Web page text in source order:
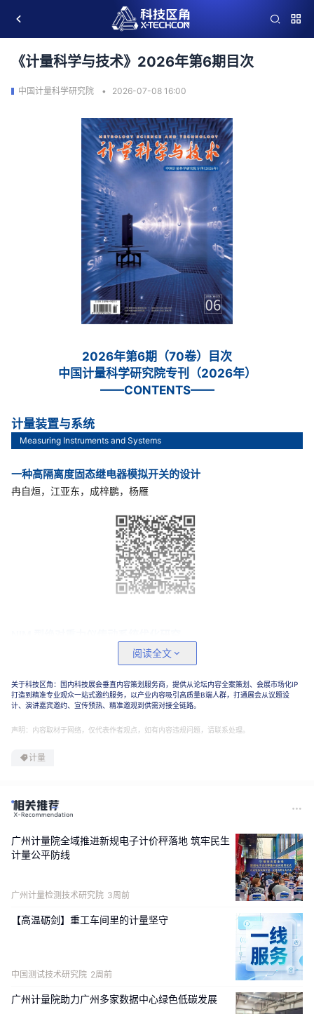
《计量科学与技术》2026年第6期目次
中国计量科学研究院 2026-07-08 16:00
2026年第6期（70卷）目次
中国计量科学研究院专刊（2026年）
——CONTENTS——
计量装置与系统
Measuring Instruments and Systems
一种高隔离度固态继电器模拟开关的设计
冉自烜，江亚东，成梓鹏，杨雁
牟宗磊，张振泰，胡若，郭奥田
储嘉，刘志伟，刘淞，赵伟强，刘文德，吴志峰，徐楠
李汝佳，李抵非，周宁，黄攀
阅读全文
关于科技区角：国内科技展会垂直内容策划服务商，提供从论坛内容全案策划、会展市场化IP
打造到精准专业观众一站式邀约服务，以产业内容吸引高质量B端人群，打通展会从议题设
计、演讲嘉宾邀约、宣传预热、精准邀观到供需对接全链路。
声明：内容取材于网络，仅代表作者观点，如有内容违规问题，请联系处理。
计量
广州计量院全域推进新规电子计价秤落地 筑牢民生
计量公平防线
广州计量检测技术研究院 3周前
【高温砺剑】重工车间里的计量坚守
中国测试技术研究院 2周前
广州计量院助力广州多家数据中心绿色低碳发展